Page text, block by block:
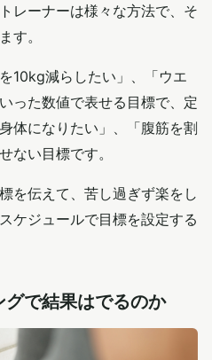
レーナーは様々な方法で、そ
す。
10kg減らしたい」、「ウエ
った数値で表せる目標で、定
体になりたい」、「腹筋を割
ない目標です。
を伝えて、苦し過ぎず楽をし
ケジュールで目標を設定する
で結果はでるのか